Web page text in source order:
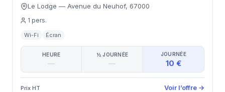
Le Lodge — Avenue du Neuhof, 67000
1 pers.
Wi-Fi Écran
HEURE
—
½ JOURNÉE
—
JOURNÉE
10 €
Prix HT Voir l’offre →